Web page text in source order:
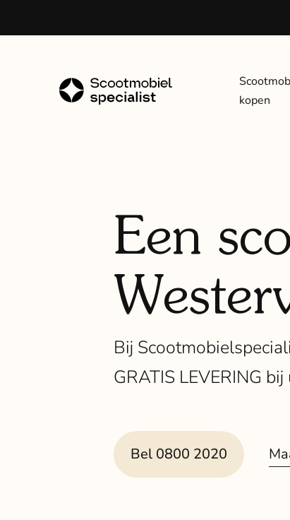
kopen
Een
Bij
GRATIS LEVERING
Bel 0800 2020